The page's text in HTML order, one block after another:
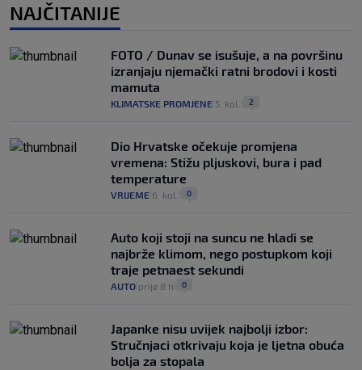
NAJČITANIJE
FOTO / Dunav se isušuje, a na površinu
izranjaju njemački ratni brodovi i kosti
mamuta
KLIMATSKE PROMJENE 5. kol. 2
Dio Hrvatske očekuje promjena
vremena: Stižu pljuskovi, bura i pad
temperature
VRIJEME 6. kol. 0
Auto koji stoji na suncu ne hladi se
najbrže klimom, nego postupkom koji
traje petnaest sekundi
AUTO prije 8 h 0
Japanke nisu uvijek najbolji izbor:
Stručnjaci otkrivaju koja je ljetna obuća
bolja za stopala